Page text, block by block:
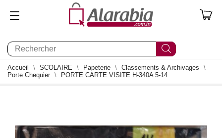
0
Accueil SCOLAIRE Papeterie
Classements & Archivages
Porte Chequier
PORTE CARTE VISITE H-340A 5-14